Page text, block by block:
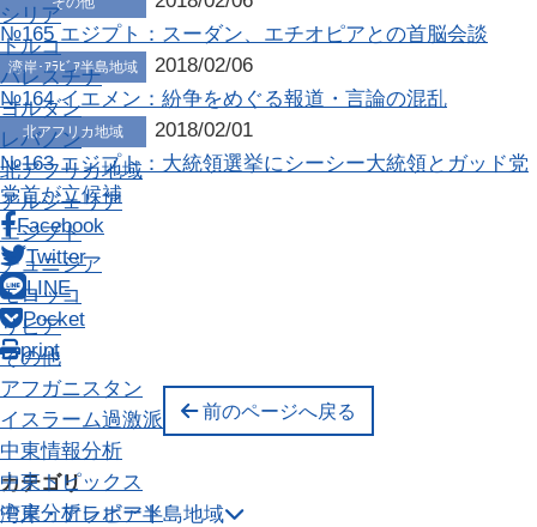
シリア
トルコ
パレスチナ
ヨルダン
レバノン
北アフリカ地域
アルジェリア
エジプト
チュニジア
モロッコ
リビア
その他
アフガニスタン
イスラーム過激派
中東情報分析
中東トピックス
中東分析レポート
№165 エジプト：スーダン、エチオピアとの首脳会談
湾岸･ｱﾗﾋﾞｱ半島地域
2018/02/06
№164 イエメン：紛争をめぐる報道・言論の混乱
北アフリカ地域
2018/02/01
№163 エジプト：大統領選挙にシーシー大統領とガッド党
党首が立候補
Facebook
Twitter
LINE
Pocket
print
前のページへ戻る
カテゴリ
湾岸・アラビア半島地域